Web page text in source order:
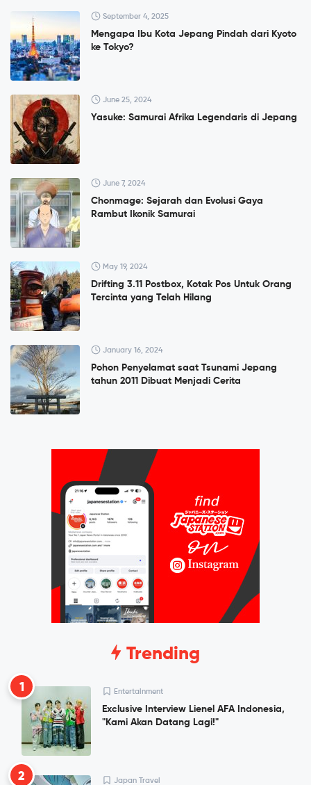
September 4, 2025
Mengapa Ibu Kota Jepang Pindah dari Kyoto
ke Tokyo?
June 25, 2024
Yasuke: Samurai Afrika Legendaris di Jepang
June 7, 2024
Chonmage: Sejarah dan Evolusi Gaya
Rambut Ikonik Samurai
May 19, 2024
Drifting 3.11 Postbox, Kotak Pos Untuk Orang
Tercinta yang Telah Hilang
January 16, 2024
Pohon Penyelamat saat Tsunami Jepang
tahun 2011 Dibuat Menjadi Cerita
Trending
1 Entertainment
Exclusive Interview Lienel AFA Indonesia,
"Kami Akan Datang Lagi!"
2 Japan Travel